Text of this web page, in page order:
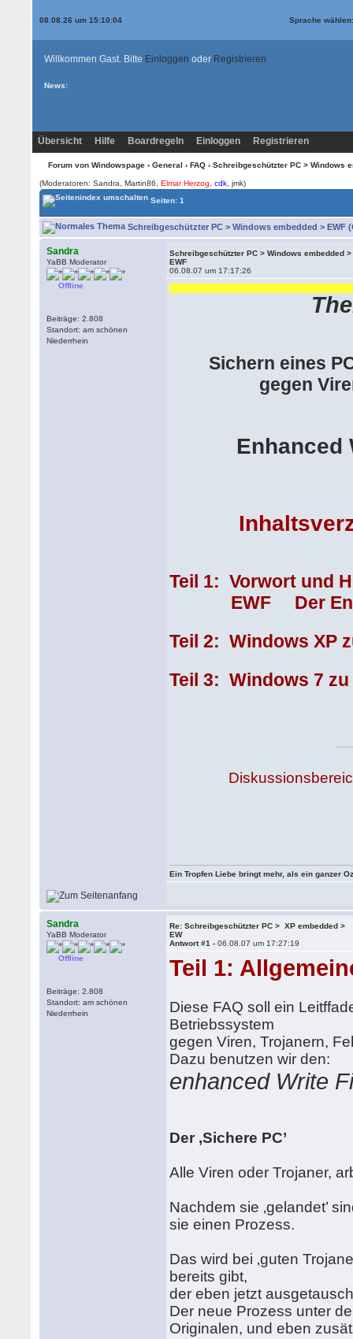
08.08.26 um 15:10:04 Sprache
Willkommen Gast. Bitte Einloggen oder Registrieren
News:
Übersicht Hilfe Boardregeln Einloggen Registrieren
Forum von Windowspage› General › FAQ› Schreibgeschützter PC > Windows
(Moderatoren: Sandra, Martin86,Elmar Herzog ,cdk , jmk)
Seiten: 1
Schreibgeschützter PC > Windows embedded > EWF
Sandra
YaBB Moderator
Offline
Beiträge: 2.808
Standort: am schönen
Niederrhein
Schreibgeschützter PC > Windows embedded >
EWF
06.08.07 um 17:17:26
Hinweis:
Sichern eines
gegen
Teil 1: Vorwort und
EWF Der
Teil 2: Windows XP
Teil 3: Windows 7
Ein Tropfen Liebe bringt mehr, als ein ganzer
Sandra
YaBB Moderator
Offline
Beiträge: 2.808
Standort: am schönen
Niederrhein
Re: Schreibgeschützter PC > XP embedded >
EW
Antwort #1 -06.08.07 um 17:27:19
Teil 1:
Diese FAQ soll ein
Betriebssystem
gegen Viren, Trojanern,
Dazu benutzen wir den:
enhanced Write
Der ‚Sichere PC’
Alle Viren oder Trojaner,
Nachdem sie ‚gelandet’
sie einen Prozess.
Das wird bei ‚guten
bereits gibt,
der eben jetzt
Der neue Prozess unter
Originalen, und eben